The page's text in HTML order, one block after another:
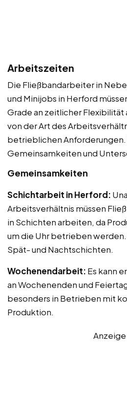
Arbeitszeiten
Die Fließbandarbeiter in
und Minijobs in Herford
Grade an zeitlicher Flexibilität
von der Art des
betrieblichen Anforderungen.
Gemeinsamkeiten und
Gemeinsamkeiten
Schichtarbeit in Herford:
Arbeitsverhältnis müssen
in Schichten arbeiten, da
um die Uhr betrieben werden.
Spät- und Nachtschichten.
Wochenendarbeit: Es kann
an Wochenenden und
besonders in Betrieben mit
Produktion.
Anzeige